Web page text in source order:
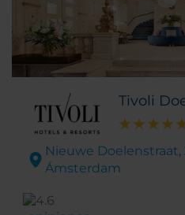
Tivoli
Nieuwe Doelenstraat,
Ámsterdam